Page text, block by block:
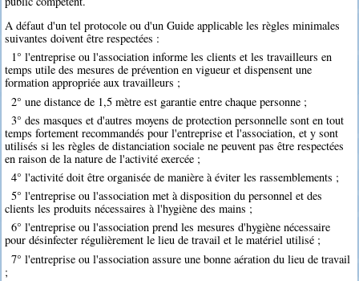
A défaut d'un tel protocole ou d'un Guide applicable les règles minimales
suivantes doivent être respectées :
1° l'entreprise ou l'association informe les clients et les travailleurs en
temps utile des mesures de prévention en vigueur et dispensent une
formation appropriée aux travailleurs ;
2° une distance de 1,5 mètre est garantie entre chaque personne ;
3° des masques et d'autres moyens de protection personnelle sont en tout
temps fortement recommandés pour l'entreprise et l'association, et y sont
utilisés si les règles de distanciation sociale ne peuvent pas être respectées
en raison de la nature de l'activité exercée ;
4° l'activité doit être organisée de manière à éviter les rassemblements ;
5° l'entreprise ou l'association met à disposition du personnel et des
clients les produits nécessaires à l'hygiène des mains ;
6° l'entreprise ou l'association prend les mesures d'hygiène nécessaire
pour désinfecter régulièrement le lieu de travail et le matériel utilisé ;
7° l'entreprise ou l'association assure une bonne aération du lieu de travail
;